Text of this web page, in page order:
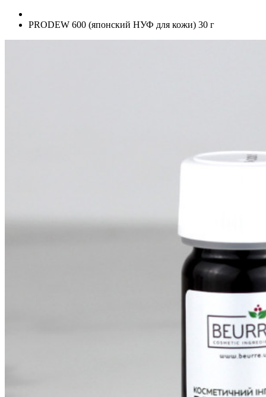
PRODEW 600 (японский НУФ для кожи) 30 г